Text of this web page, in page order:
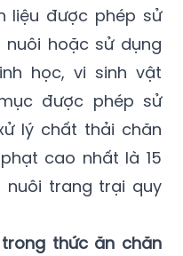
liệu được phép sử
hoặc sử dụng
học, vi sinh vật
được phép sử
lý chất thải chăn
cao nhất là 15
trang trại quy
thức ăn chăn